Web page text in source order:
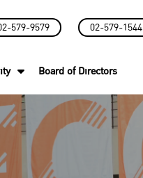
579-9579 02-579-1544
Board of Directors